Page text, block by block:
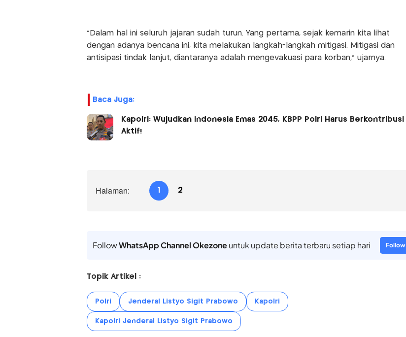
"Dalam hal ini seluruh jajaran sudah turun. Yang pertama, sejak kemarin kita lihat
dengan adanya bencana ini, kita melakukan langkah-langkah mitigasi. Mitigasi dan
antisipasi tindak lanjut, diantaranya adalah mengevakuasi para korban," ujarnya.
Baca Juga:
Kapolri: Wujudkan Indonesia Emas 2045, KBPP Polri Harus Berkontribusi
Aktif!
Halaman: 1 2
FollowWhatsApp Channel Okezoneuntuk update berita terbaru setiap hari Follow
Topik Artikel :
Polri Jenderal Listyo Sigit Prabowo Kapolri
Kapolri Jenderal Listyo Sigit Prabowo